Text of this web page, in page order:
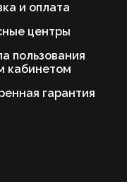
и оплата
центры
пользования
кабинетом
гарантия